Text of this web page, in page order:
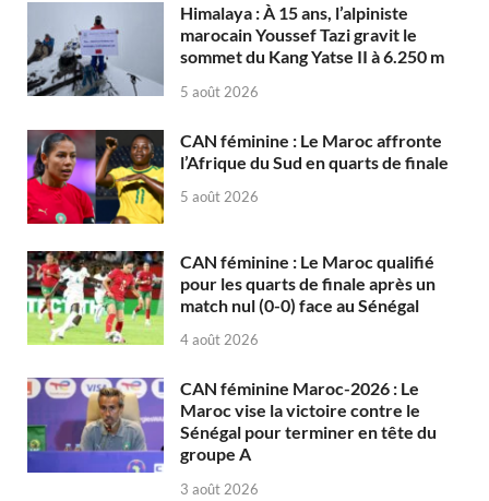
Himalaya : À 15 ans, l’alpiniste
marocain Youssef Tazi gravit le
sommet du Kang Yatse II à 6.250 m
5 août 2026
CAN féminine : Le Maroc affronte
l’Afrique du Sud en quarts de finale
5 août 2026
CAN féminine : Le Maroc qualifié
pour les quarts de finale après un
match nul (0-0) face au Sénégal
4 août 2026
CAN féminine Maroc-2026 : Le
Maroc vise la victoire contre le
Sénégal pour terminer en tête du
groupe A
3 août 2026